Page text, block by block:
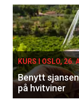
Events
single
KURS I OSLO, 26.
Benytt
på hvitviner